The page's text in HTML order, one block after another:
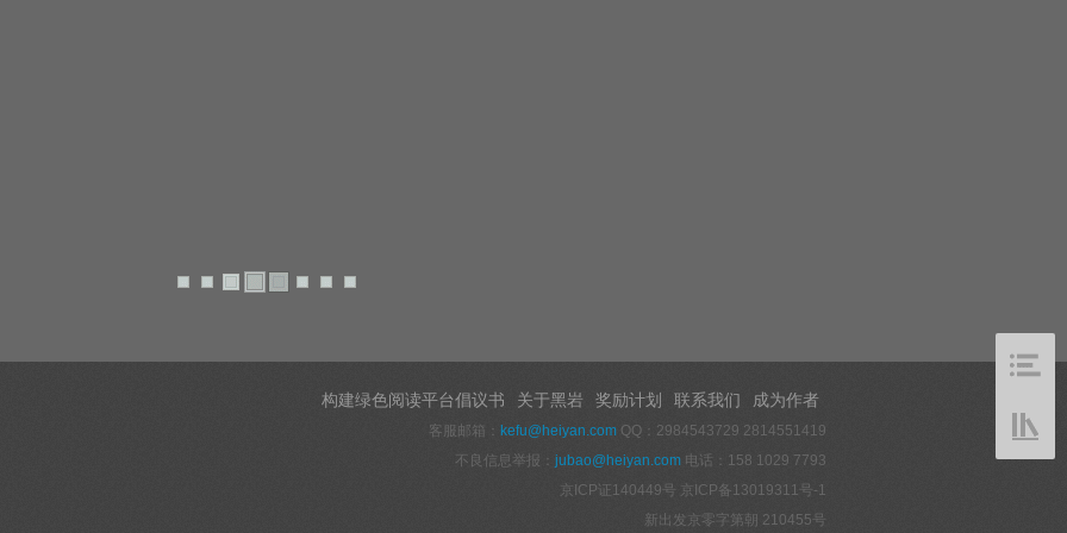
构建绿色阅读平台倡议书 关于黑岩 奖励计划 联系我们 成为作者
客服邮箱： kefu@heiyan.com QQ：2984543729 2814551419
不良信息举报： jubao@heiyan.com 电话：158 1029 7793
京ICP证140449号 京ICP备13019311号-1
新出发京零字第朝 210455号